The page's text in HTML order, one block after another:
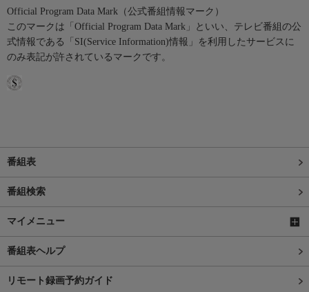
Official Program Data Mark（公式番組情報マーク）
このマークは「Official Program Data Mark」といい、テレビ番組の公
式情報である「SI(Service Information)情報」を利用したサービスに
のみ表記が許されているマークです。
番組表
番組検索
マイメニュー
番組表ヘルプ
リモート録画予約ガイド